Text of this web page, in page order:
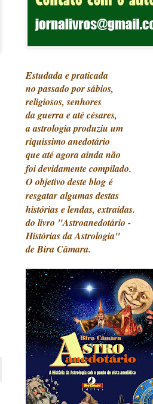
Estudada e praticada
no passado por sábios,
religiosos, senhores
da guerra e até césares,
a astrologia produziu um
riquissimo anedotário
que até agora ainda não
foi devidamente compilado.
O objetivo deste blog é
resgataralgumas destas
histórias e lendas, extraídas.
do livro "Astroanedotário -
Histórias da Astrologia"
de Bira Câmara.